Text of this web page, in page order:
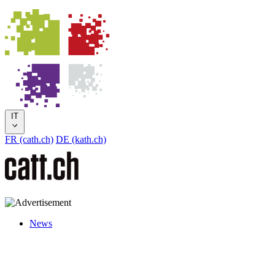
IT
FR (cath.ch) DE (kath.ch)
News